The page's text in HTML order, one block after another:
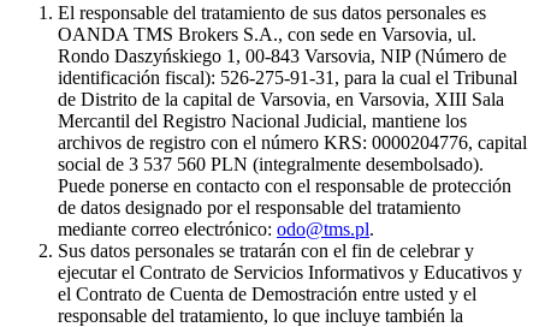
El responsable del tratamiento de sus datos personales es
OANDA TMS Brokers S.A., con sede en Varsovia, ul.
Rondo Daszyńskiego 1, 00-843 Varsovia, NIP (Número de
identificación fiscal): 526-275-91-31, para la cual el Tribunal
de Distrito de la capital de Varsovia, en Varsovia, XIII Sala
Mercantil del Registro Nacional Judicial, mantiene los
archivos de registro con el número KRS: 0000204776, capital
social de 3 537 560 PLN (integralmente desembolsado).
Puede ponerse en contacto con el responsable de protección
de datos designado por el responsable del tratamiento
mediante correo electrónico: odo@tms.pl.
Sus datos personales se tratarán con el fin de celebrar y
ejecutar el Contrato de Servicios Informativos y Educativos y
el Contrato de Cuenta de Demostración entre usted y el
responsable del tratamiento, lo que incluye también la